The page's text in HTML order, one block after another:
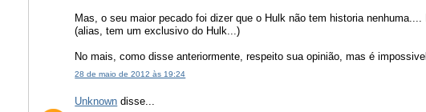
Mas, o seu maior pecado foi dizer que o Hulk não tem historia
(alias, tem um exclusivo do Hulk...)
No mais, como disse anteriormente, respeito sua opinião, mas é
28 de maio de 2012 às 19:24
Unknown disse...